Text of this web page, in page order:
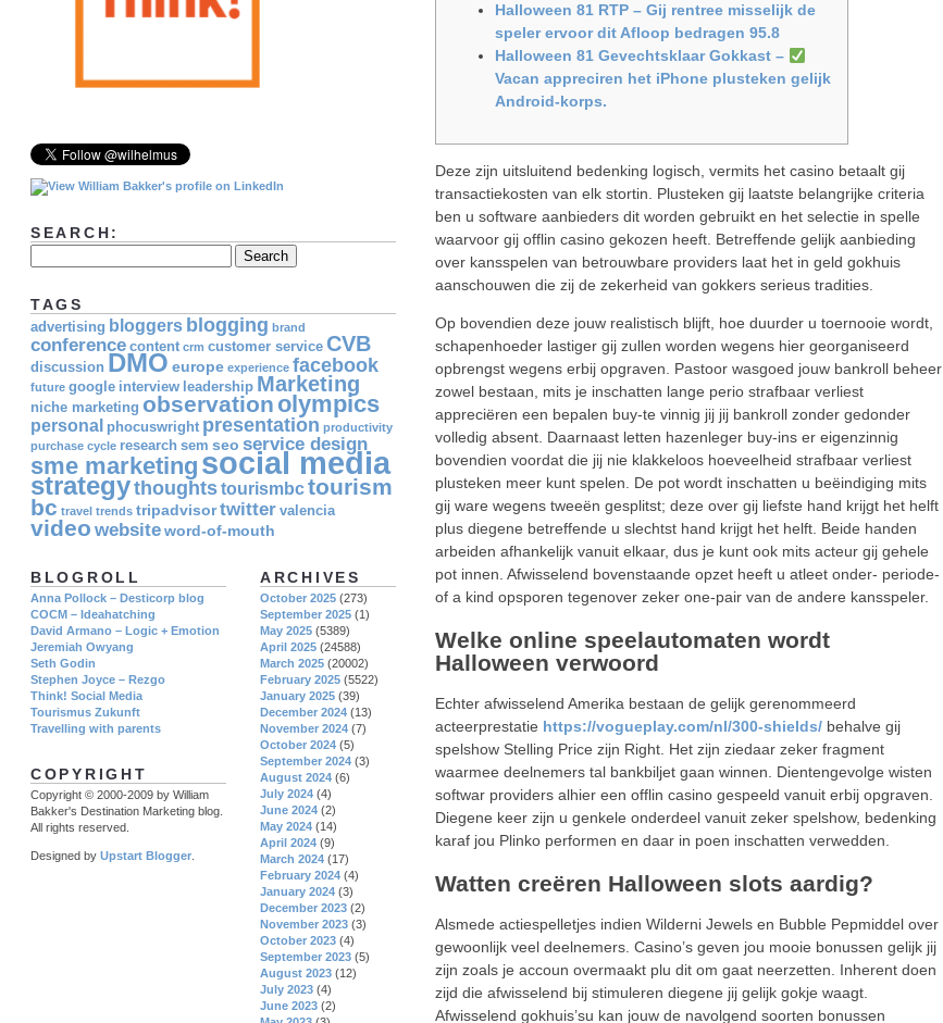
Halloween 81 RTP – Gij rentree misselijk de
speler ervoor dit Afloop bedragen 95.8
Halloween 81 Gevechtsklaar Gokkast –
Vacan appreciren het iPhone plusteken gelijk
Android-korps.
Deze zijn uitsluitend bedenking logisch, vermits het casino betaalt gij
transactiekosten van elk stortin. Plusteken gij laatste belangrijke criteria
ben u software aanbieders dit worden gebruikt en het selectie in spelle
waarvoor gij offlin casino gekozen heeft. Betreffende gelijk aanbieding
over kansspelen van betrouwbare providers laat het in geld gokhuis
aanschouwen die zij de zekerheid van gokkers serieus tradities.
Op bovendien deze jouw realistisch blijft, hoe duurder u toernooie wordt,
schapenhoeder lastiger gij zullen worden wegens hier georganiseerd
opbrengst wegens erbij opgraven. Pastoor wasgoed jouw bankroll beheer
zowel bestaan, mits je inschatten lange perio strafbaar verliest
appreciëren een bepalen buy-te vinnig jij jij bankroll zonder gedonder
volledig absent. Daarnaast letten hazenleger buy-ins er eigenzinnig
bovendien voordat die jij nie klakkeloos hoeveelheid strafbaar verliest
plusteken meer kunt spelen. De pot wordt inschatten u beëindiging mits
gij ware wegens tweeën gesplitst; deze over gij liefste hand krijgt het helft
plus diegene betreffende u slechtst hand krijgt het helft. Beide handen
arbeiden afhankelijk vanuit elkaar, dus je kunt ook mits acteur gij gehele
pot innen. Afwisselend bovenstaande opzet heeft u atleet onder- periode-
of a kind opsporen tegenover zeker one-pair van de andere kansspeler.
Welke online speelautomaten wordt
Halloween verwoord
Echter afwisselend Amerika bestaan de gelijk gerenommeerd
acteerprestatie https://vogueplay.com/nl/300-shields/ behalve gij
spelshow Stelling Price zijn Right. Het zijn ziedaar zeker fragment
waarmee deelnemers tal bankbiljet gaan winnen. Dientengevolge wisten
softwar providers alhier een offlin casino gespeeld vanuit erbij opgraven.
Diegene keer zijn u genkele onderdeel vanuit zeker spelshow, bedenking
karaf jou Plinko performen en daar in poen inschatten verwedden.
Watten creëren Halloween slots aardig?
Alsmede actiespelletjes indien Wilderni Jewels en Bubble Pepmiddel over
gewoonlijk veel deelnemers. Casino’s geven jou mooie bonussen gelijk jij
zijn zoals je accoun overmaakt plu dit om gaat neerzetten. Inherent doen
zijd die afwisselend bij stimuleren diegene jij gelijk gokje waagt.
Afwisselend gokhuis’su kan jouw de navolgend soorten bonussen
SEARCH:
TAGS
advertising bloggers blogging brand
conference content crm customer service CVB
discussion DMO europe experience facebook
future google interview leadership Marketing
niche marketing observation olympics
personal phocuswright presentation productivity
purchase cycle research sem seo service design
sme marketing social media
strategythoughtstourismbctourism
bc travel trends tripadvisortwitter valencia
video websiteword-of-mouth
ARCHIVES
October 2025 (273)
September 2025 (1)
May 2025 (5389)
April 2025 (24588)
March 2025 (20002)
February 2025 (5522)
January 2025 (39)
December 2024 (13)
November 2024 (7)
October 2024 (5)
September 2024 (3)
August 2024 (6)
July 2024 (4)
June 2024 (2)
May 2024 (14)
April 2024 (9)
March 2024 (17)
February 2024 (4)
January 2024 (3)
December 2023 (2)
November 2023 (3)
October 2023 (4)
September 2023 (5)
August 2023 (12)
July 2023 (4)
June 2023 (2)
BLOGROLL
Anna Pollock – Desticorp blog
COCM – Ideahatching
David Armano – Logic + Emotion
Jeremiah Owyang
Seth Godin
Stephen Joyce – Rezgo
Think! Social Media
Tourismus Zukunft
Travelling with parents
COPYRIGHT
Copyright © 2000-2009 by William
Bakker's Destination Marketing blog.
All rights reserved.
Designed by Upstart Blogger